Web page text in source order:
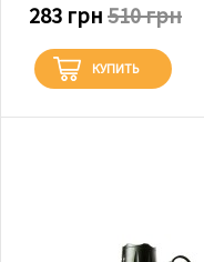
283 грн 510 грн
КУПИТЬ